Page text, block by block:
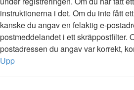
instruktionerna i det. Om du inte fått
kanske du angav en felaktig e-
postmeddelandet i ett skräppostfilter.
postadressen du angav var korrekt,
Upp